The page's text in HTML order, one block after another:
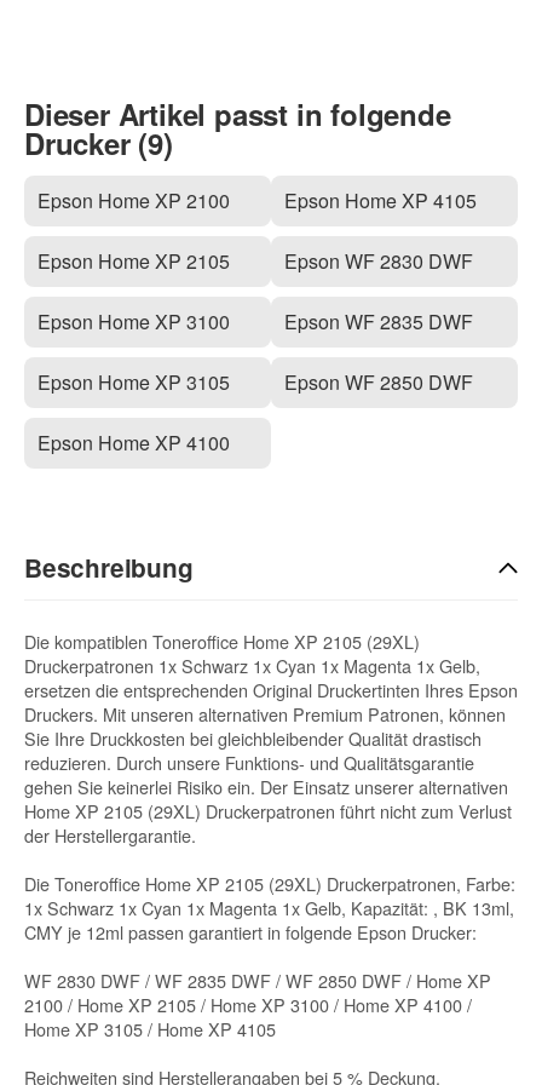
Dieser Artikel passt in folgende
Drucker (9)
Epson Home XP 2100
Epson Home XP 2105
Epson Home XP 3100
Epson Home XP 3105
Epson Home XP 4100
Epson Home XP 4105
Epson WF 2830 DWF
Epson WF 2835 DWF
Epson WF 2850 DWF
Beschreibung
Die kompatiblen Toneroffice Home XP 2105 (29XL)
Druckerpatronen 1x Schwarz 1x Cyan 1x Magenta 1x Gelb,
ersetzen die entsprechenden Original Druckertinten Ihres Epson
Druckers. Mit unseren alternativen Premium Patronen, können
Sie Ihre Druckkosten bei gleichbleibender Qualität drastisch
reduzieren. Durch unsere Funktions- und Qualitätsgarantie
gehen Sie keinerlei Risiko ein. Der Einsatz unserer alternativen
Home XP 2105 (29XL) Druckerpatronen führt nicht zum Verlust
der Herstellergarantie.
Die Toneroffice Home XP 2105 (29XL) Druckerpatronen, Farbe:
1x Schwarz 1x Cyan 1x Magenta 1x Gelb, Kapazität: , BK 13ml,
CMY je 12ml passen garantiert in folgende Epson Drucker:
WF 2830 DWF / WF 2835 DWF / WF 2850 DWF / Home XP
2100 / Home XP 2105 / Home XP 3100 / Home XP 4100 /
Home XP 3105 / Home XP 4105
Reichweiten sind Herstellerangaben bei 5 % Deckung.